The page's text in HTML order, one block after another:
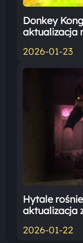
Donkey
aktualizacja
2026-01-23
Hytale
aktualizacja
2026-01-22